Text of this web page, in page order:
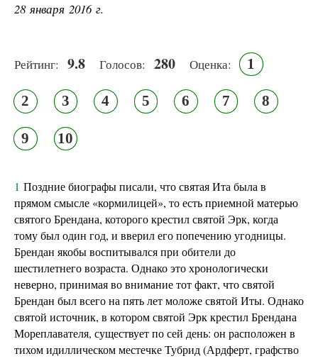
28 января 2016 г.
Рейтинг: 9.8 Голосов: 280 Оценка: 1
2 3 4 5 6 7 8
9 10
1 Поздние биографы писали, что святая Ита была в
прямом смысле «кормилицей», то есть приемной матерью
святого Брендана, которого крестил святой Эрк, когда
тому был один год, и вверил его попечению угодницы.
Брендан якобы воспитывался при обители до
шестилетнего возраста. Однако это хронологически
неверно, принимая во внимание тот факт, что святой
Брендан был всего на пять лет моложе святой Иты. Однако
святой источник, в котором святой Эрк крестил Брендана
Мореплавателя, существует по сей день: он расположен в
тихом идиллическом местечке Тубрид (Ардферт, графство